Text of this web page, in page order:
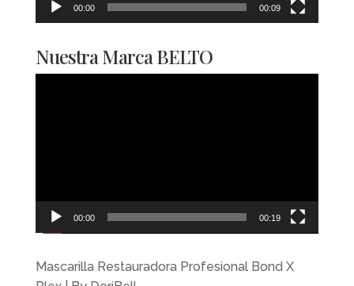
00:00 00:09
Nuestra Marca BELTO
00:00 00:19
Mascarilla Restauradora Profesional Bond X